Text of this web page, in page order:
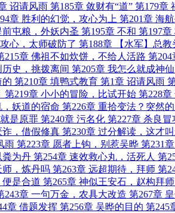
诏请风雨 第185章 敛财有“道” 第179章
章 胜利的幻觉，攻心为上 第201章 海
前屯粮，外妖内圣 第195章 不和 第197
心，太师破防了 第188章 【水军】总教
215章 佛祖不如炊饼，不给人活路 第
历史，挑拨离间 第205章 我怎么就成神
的 第210章 填鸭式教育 第1章 诏请风雨
第219章 小小的冒险，比试开始 第228
，妖道的宿命 第226章 重拾变法？突然
是原罪 第240章 污名化 第227章 杀良冒
诈，借假修真 第230章 过分解读，这才
雨 第223章 愿者上钩，别惹吴晔 第231
粪为丹 第254章 速效救心丸，活死人 第
师，炼丹吗 第263章 远超期待，拜师 第
便是合道 第265章 神似王安石，赵构拜师
243章 一句万金，农具大改造 第267章
章 借题发挥 第256章 吴晔的目的 第245